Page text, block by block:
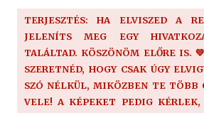
TERJESZTÉS: HA ELVISZED A
JELENÍTS MEG EGY
TALÁLTAD. KÖSZÖNÖM ELŐRE IS.
SZERETNÉD, HOGY CSAK ÚGY
SZÓ NÉLKÜL, MIKÖZBEN TE TÖBB
VELE! A KÉPEKET PEDIG KÉRLEK,